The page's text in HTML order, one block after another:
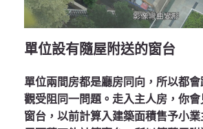
單位設有隨屋附送的窗台
單位兩間房都是廳房同向，所以都
觀受阻同一問題。走入主人房，你
窗台，以前計算入建築面積售予小